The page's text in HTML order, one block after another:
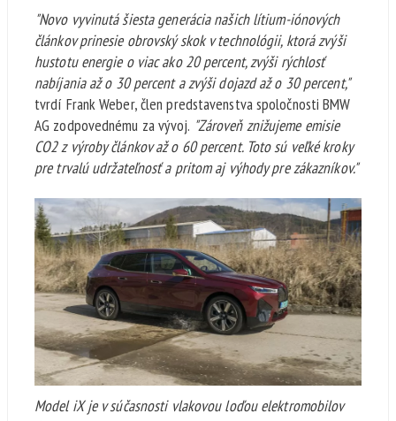
"Novo vyvinutá šiesta generácia našich lítium-iónových
článkov prinesie obrovský skok v technológii, ktorá zvýši
hustotu energie o viac ako 20 percent, zvýši rýchlosť
nabíjania až o 30 percent a zvýši dojazd až o 30 percent,"
tvrdí Frank Weber, člen predstavenstva spoločnosti BMW
AG zodpovednému za vývoj. "Zároveň znižujeme emisie
CO2 z výroby článkov až o 60 percent. Toto sú veľké kroky
pre trvalú udržateľnosť a pritom aj výhody pre zákazníkov."
Model iX je v súčasnosti vlakovou loďou elektromobilov